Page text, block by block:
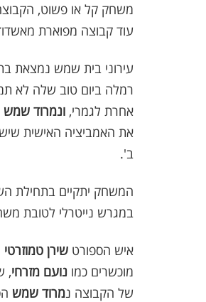
משחק קל או פשוט,
עוד קבוצה מפוארת
רמלה ביום טוב שלה לא
אחרת לגמרי, ונמרוד שמש
את האמביציה האישית
ב'.
המשחק יתקיים בתחילת
במגרש נייטרלי לטובת
איש הספורט שירן טמוזרטי
מוכשרים כמו נועם מזרחי,
של הקבוצה נמרוד שמש